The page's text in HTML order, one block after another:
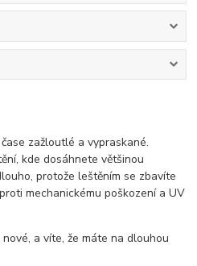
zažloutlé a vypraskané.
kde dosáhnete většinou
protože leštěním se zbavíte
mechanickému poškození a UV
a víte, že máte na dlouhou